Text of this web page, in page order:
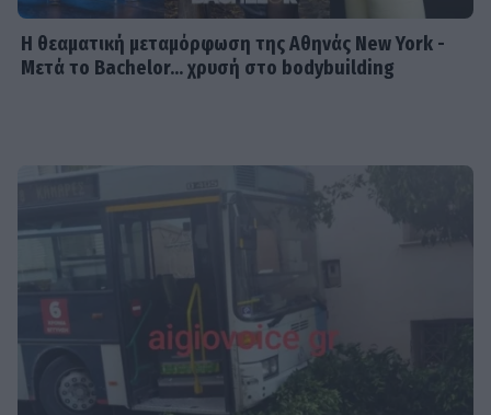
Η θεαματική μεταμόρφωση της Αθηνάς New York -
Μετά το Bachelor... χρυσή στο bodybuilding